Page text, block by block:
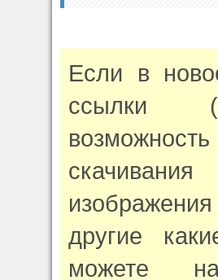
Если в
ссылки
другие
можете